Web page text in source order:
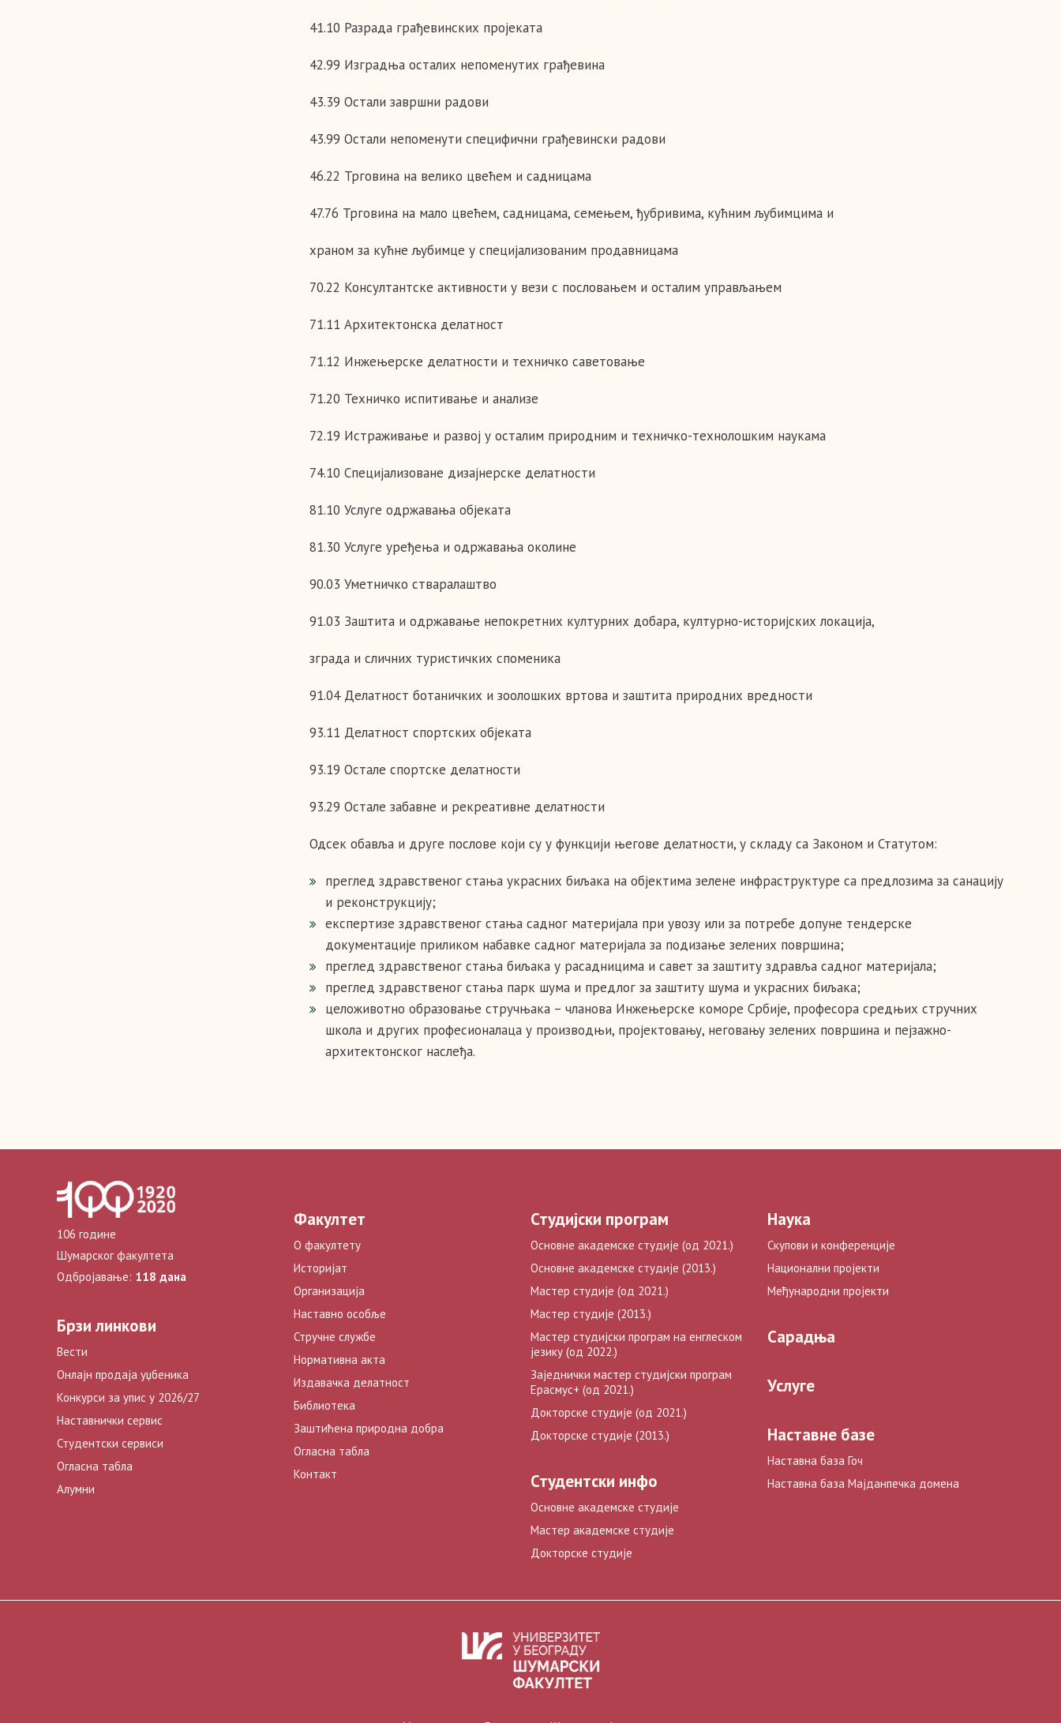
41.10 Разрада грађевинских пројеката
42.99 Изградња осталих непоменутих грађевина
43.39 Остали завршни радови
43.99 Остали непоменути специфични грађевински радови
46.22 Трговина на велико цвећем и садницама
47.76 Трговина на мало цвећем, садницама, семењем, ђубривима, кућним љубимцима и
храном за кућне љубимце у специјализованим продавницама
70.22 Консултантске активности у вези с пословањем и осталим управљањем
71.11 Архитектонска делатност
71.12 Инжењерске делатности и техничко саветовање
71.20 Техничко испитивање и анализе
72.19 Истраживањe и развој у осталим природним и техничко-технолошким наукама
74.10 Специјализоване дизајнерске делатности
81.10 Услуге одржавања објеката
81.30 Услуге уређења и одржавања околине
90.03 Уметничко стваралаштво
91.03 Заштита и одржавање непокретних културних добара, културно-историјских локација,
зграда и сличних туристичких споменика
91.04 Делатност ботаничких и зоолошких вртова и заштита природних вредности
93.11 Делатност спортских објеката
93.19 Остале спортске делатности
93.29 Остале забавне и рекреативне делатности
Одсек обавља и друге послове који су у функцији његове делатности, у складу са Законом и Статутом:
преглед здравственог стања украсних биљака на објектима зелене инфраструктуре са предлозима за санацију
и реконструкцију;
експертизе здравственог стања садног материјала при увозу или за потребе допуне тендерске
документације приликом набавке садног материјала за подизање зелених површина;
преглед здравственог стања биљака у расадницима и савет за заштиту здравља садног материјала;
преглед здравственог стања парк шума и предлог за заштиту шума и украсних биљака;
целоживотно образовање стручњака – чланова Инжењерске коморе Србије, професора средњих стручних
школа и других професионалаца у производњи, пројектовању, неговању зелених површина и пејзажно-
архитектонског наслеђа.
106 године
Шумарског факултета
Одбројавање: 118 дана
Брзи линкови
Вести
Онлајн продаја уџбеника
Конкурси за упис у 2026/27
Наставнички сервис
Студентски сервиси
Огласна табла
Алумни
Факултет
О факултету
Историјат
Организација
Наставно особље
Стручне службе
Нормативна акта
Издавачка делатност
Библиотека
Заштићена природна добра
Огласна табла
Контакт
Студијски програм
Основне академске студије (од 2021.)
Основне академске студије (2013.)
Мастер студије (од 2021.)
Мастер студије (2013.)
Мастер студијски програм на енглеском
језику (од 2022.)
Заједнички мастер студијски програм
Ерасмус+ (од 2021.)
Докторске студије (од 2021.)
Докторске студије (2013.)
Студентски инфо
Основне академске студије
Мастер академске студије
Докторске студије
Наука
Скупови и конференције
Национални пројекти
Међународни пројекти
Сарадња
Услуге
Наставне базе
Наставна база Гоч
Наставна база Мајданпечка домена